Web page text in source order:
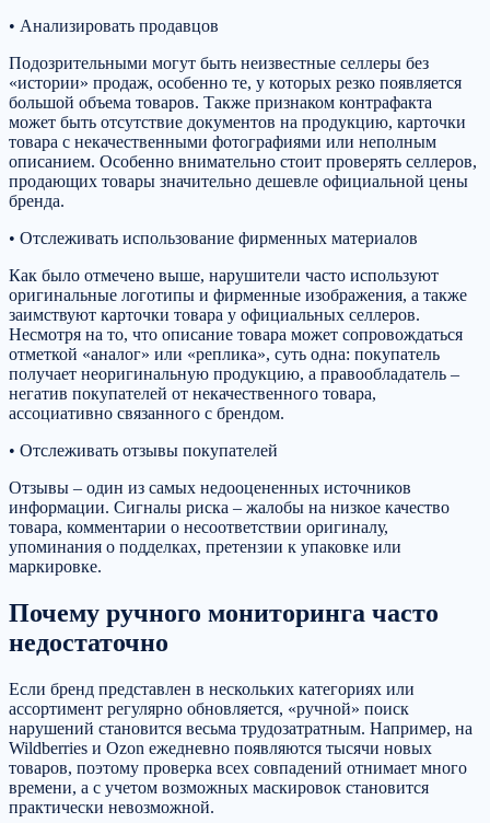
• Анализировать продавцов
Подозрительными могут быть неизвестные селлеры без
«истории» продаж, особенно те, у которых резко появляется
большой объема товаров. Также признаком контрафакта
может быть отсутствие документов на продукцию, карточки
товара с некачественными фотографиями или неполным
описанием. Особенно внимательно стоит проверять селлеров,
продающих товары значительно дешевле официальной цены
бренда.
• Отслеживать использование фирменных материалов
Как было отмечено выше, нарушители часто используют
оригинальные логотипы и фирменные изображения, а также
заимствуют карточки товара у официальных селлеров.
Несмотря на то, что описание товара может сопровождаться
отметкой «аналог» или «реплика», суть одна: покупатель
получает неоригинальную продукцию, а правообладатель –
негатив покупателей от некачественного товара,
ассоциативно связанного с брендом.
• Отслеживать отзывы покупателей
Отзывы – один из самых недооцененных источников
информации. Сигналы риска – жалобы на низкое качество
товара, комментарии о несоответствии оригиналу,
упоминания о подделках, претензии к упаковке или
маркировке.
Почему ручного мониторинга часто
недостаточно
Если бренд представлен в нескольких категориях или
ассортимент регулярно обновляется, «ручной» поиск
нарушений становится весьма трудозатратным. Например, на
Wildberries и Ozon ежедневно появляются тысячи новых
товаров, поэтому проверка всех совпадений отнимает много
времени, а с учетом возможных маскировок становится
практически невозможной.